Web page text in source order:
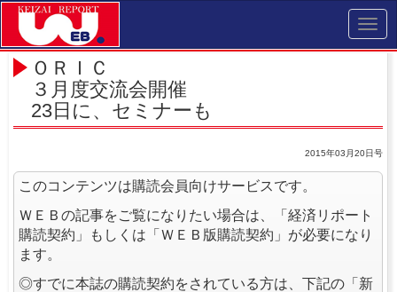
ＯＲＩＣ
３月度交流会開催
23日に、セミナーも
2015年03月20日号
このコンテンツは購読会員向けサービスです。
ＷＥＢの記事をご覧になりたい場合は、「経済リポート
購読契約」もしくは「ＷＥＢ版購読契約」が必要になり
ます。
◎すでに本誌の購読契約をされている方は、下記の「新